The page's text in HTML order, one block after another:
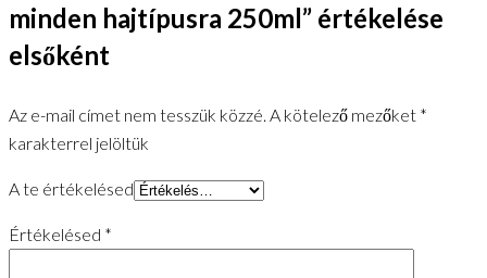
minden hajtípusra 250ml” értékelése
elsőként
Az e-mail címet nem tesszük közzé. A kötelező mezőket *
karakterrel jelöltük
A te értékelésed
Értékelésed *